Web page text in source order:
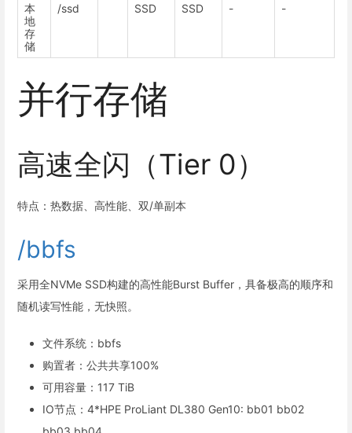
本
地
存
储
/ssd SSD SSD - -
并行存储
高速全闪（Tier 0）
特点：热数据、高性能、双/单副本
/bbfs
采用全NVMe SSD构建的高性能Burst Buffer，具备极高的顺序和
随机读写性能，无快照。
文件系统：bbfs
购置者：公共共享100%
可用容量：117 TiB
IO节点：4*HPE ProLiant DL380 Gen10: bb01 bb02